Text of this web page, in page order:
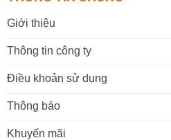
Giới thiệu
Thông tin công ty
Điều khoản sử dụng
Thông báo
Khuyến mãi